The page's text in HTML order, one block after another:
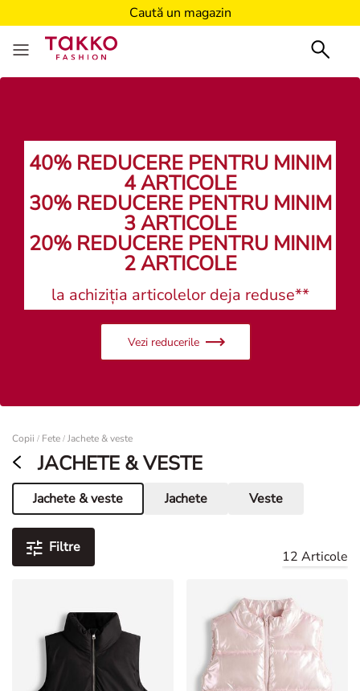
Caută un magazin
40% REDUCERE PENTRU MINIM
4 ARTICOLE
30% REDUCERE PENTRU MINIM
3 ARTICOLE
20% REDUCERE PENTRU MINIM
2 ARTICOLE
la achiziția articolelor deja reduse**
Vezi reducerile
Copii / Fete / Jachete & veste
JACHETE & VESTE
Jachete & veste
Pagina curentă Jachete Veste
Filtre
12 Articole